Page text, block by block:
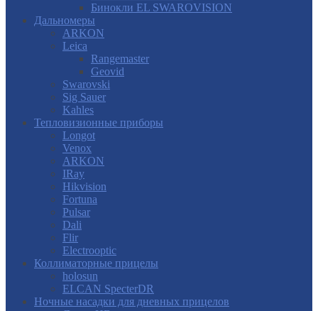
Бинокли EL SWAROVISION
Дальномеры
ARKON
Leica
Rangemaster
Geovid
Swarovski
Sig Sauer
Kahles
Тепловизионные приборы
Longot
Venox
ARKON
IRay
Hikvision
Fortuna
Pulsar
Dali
Flir
Electrooptic
Коллиматорные прицелы
holosun
ELCAN SpecterDR
Ночные насадки для дневных прицелов